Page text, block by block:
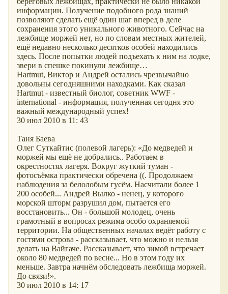
информации. Получение подобного рода знаний
позволяют сделать ещё один шаг вперед в деле
сохранения этого уникального животного. Сейчас на
лежбище моржей нет, но по словам местных жителей,
ещё недавно несколько десятков особей находились
здесь. После попытки людей подъехать к ним на лодке,
звери в спешке покинули лежбище…
Hartmut, Виктор и Андрей остались чрезвычайно
довольны сегодняшними находками. Как сказал
Hartmut - известный биолог, советник WWF -
international - информация, полученная сегодня это
важный международный успех!
30 июл 2010 в 11: 43
Таня Баева
Олег Суткайтис (полевой лагерь): «До медведей и
моржей мы ещё не добрались.. Работаем в
окрестностях лагеря. Вокруг жуткий туман -
фотосъёмка практически обречена ((. Продолжаем
наблюдения за белолобым гусём. Насчитали более 1
200 особей... Андрей Вылко - ненец, у которого
морской шторм разрушил дом, пытается его
восстановить... Он - большой молодец, очень
грамотный в вопросах режима особо охраняемой
территории. На общественных началах ведёт работу с
гостями острова - рассказывает, что можно и нельзя
делать на Вайгаче. Рассказывает, что зимой встречает
около 80 медведей по весне... Но в этом году их
меньше. Завтра начнём обследовать лежбища моржей.
До связи!».
30 июл 2010 в 14: 17